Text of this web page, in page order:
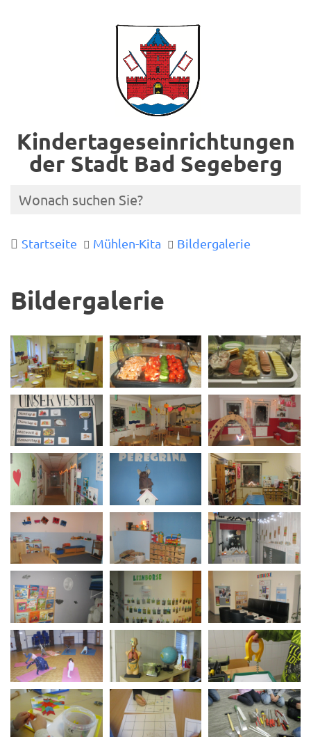
Kindertageseinrichtungen
der Stadt Bad Segeberg
Startseite Mühlen-Kita Bildergalerie
Bildergalerie